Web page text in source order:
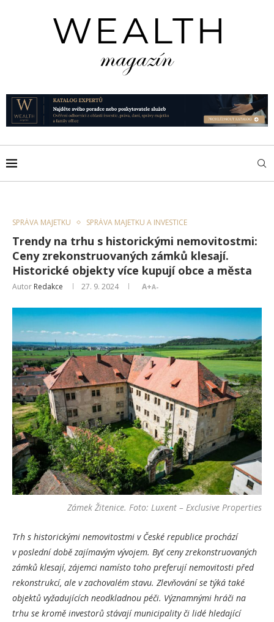
SPRÁVA MAJETKU SPRÁVA MAJETKU A INVESTICE
Trendy na trhu s historickými nemovitostmi:
Ceny zrekonstruovaných zámků klesají.
Historické objekty více kupují obce a města
Autor Redakce 27. 9. 2024 A+A-
Zámek Žitenice. Foto: Luxent – Exclusive Properties
Trh s historickými nemovitostmi v České republice prochází
v poslední době zajímavým vývojem. Byť ceny zrekonstruovaných
zámků klesají, zájemci namísto toho preferují nemovitosti před
rekonstrukcí, ale v zachovalém stavu. Zlevňování se týká také
objektů vyžadujících neodkladnou péči. Významnými hráči na
trhu se kromě investorů stávají municipality či lidé hledající